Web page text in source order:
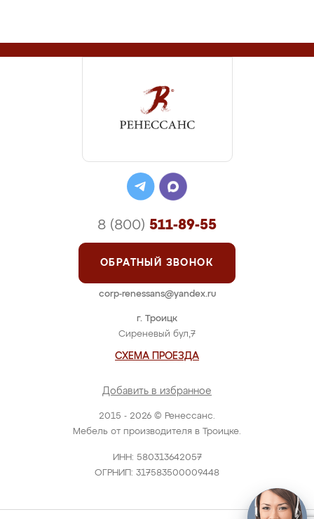
2015 - 2026 © Ренессанс.
Мебель от производителя в Троицке.
ИНН: 580313642057
ОГРНИП: 317583500009448
г. Троицк
Сиреневый бул,7
СХЕМА ПРОЕЗДА
Добавить в избранное
8 (800) 511-89-55
ОБРАТНЫЙ ЗВОНОК
corp-renessans@yandex.ru